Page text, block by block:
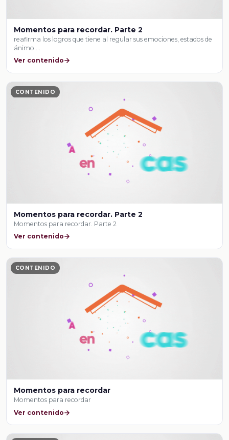
Momentos para recordar. Parte 2
reafirma los logros que tiene al regular sus emociones, estados de
ánimo …
Ver contenido
CONTENIDO
Momentos para recordar. Parte 2
Momentos para recordar. Parte 2
Ver contenido
CONTENIDO
Momentos para recordar
Momentos para recordar
Ver contenido